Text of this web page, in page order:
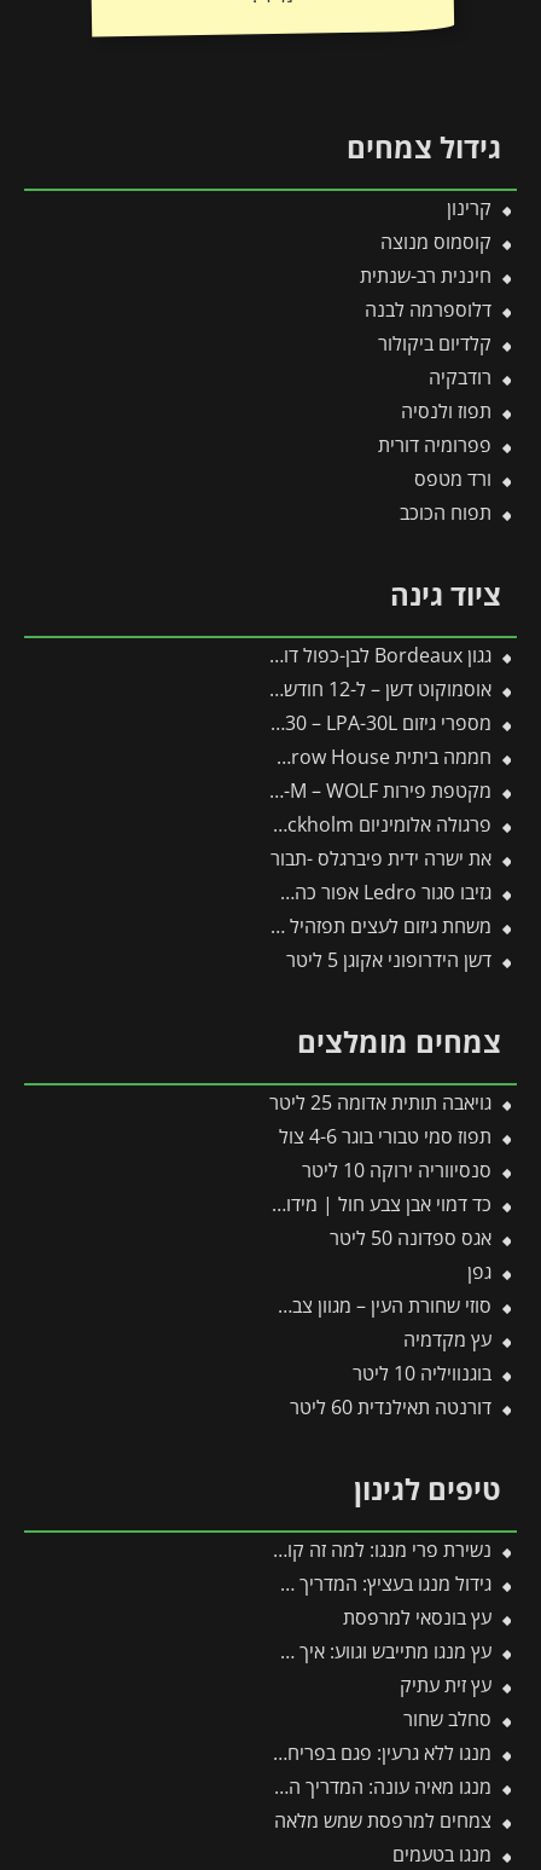
גידול צמחים
קרינון
קוסמוס מנוצה
חיננית רב-שנתית
דלוספרמה לבנה
קלדיום ביקולור
רודבקיה
תפוז ולנסיה
פפרומיה דורית
ורד מטפס
תפוח הכוכב
ציוד גינה
גגון Bordeaux לבן-כפול דופן 1.4X6.7 מבית פלרם – Canopia
אוסמוקוט דשן – ל-12 חודשים – 1 ק"ג
מספרי גיזום ARS 30 – LPA-30L -תבור
חממה ביתית 1.2X2.4 Lean To Grow House כסף-הייבריד מבית פלרם – קנופיה
מקטפת פירות RG-M – WOLF
פרגולה אלומיניום Stockholm שקופה 3.4X7.3 עיצוב מודרני מבית Canopia
את ישרה ידית פיברגלס -תבור
גזיבו סגור Ledro אפור כהה 3X3 מבית פלרם – Canopia
משחת גיזום לעצים תפזהיל 1 ק"ג (תפזול)
דשן הידרופוני אקוגן 5 ליטר
צמחים מומלצים
גויאבה תותית אדומה 25 ליטר
תפוז סמי טבורי בוגר 4-6 צול
סנסיווריה ירוקה 10 ליטר
כד דמוי אבן צבע חול | מידות 55×59 ס״מ
אגס ספדונה 50 ליטר
גפן
סוזי שחורת העין – מגוון צבעים – 10 ליטר
עץ מקדמיה
בוגנוויליה 10 ליטר
דורנטה תאילנדית 60 ליטר
טיפים לגינון
נשירת פרי מנגו: למה זה קורה ואיך לעצור את נשירת החנטים?
גידול מנגו בעציץ: המדריך המלא למקסום פרי במרפסת ובגינה
עץ בונסאי למרפסת
עץ מנגו מתייבש וגווע: איך מזהים את הבעיה ומצילים את העץ בזמן?
עץ זית עתיק
סחלב שחור
מנגו ללא גרעין: פגם בפריחה או יתרון אקזוטי?
מנגו מאיה עונה: המדריך המלא לעונות הפרי, השתילה, הגיזום והטיפול
צמחים למרפסת שמש מלאה
מנגו בטעמים